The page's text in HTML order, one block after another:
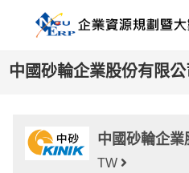
中國砂輪企業股份有限公
中國砂輪企業
TW